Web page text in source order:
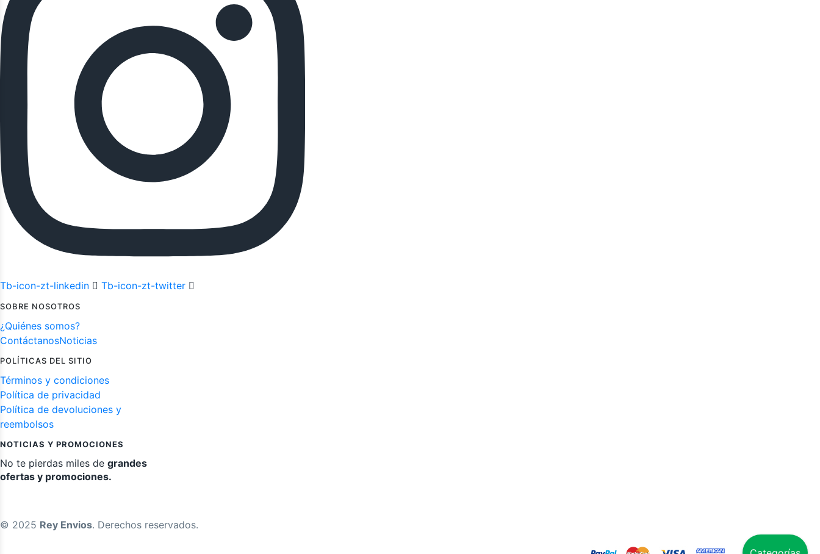
Tb-icon-zt-linkedin Tb-icon-zt-twitter
SOBRE NOSOTROS
¿Quiénes somos?
ContáctanosNoticias
POLÍTICAS DEL SITIO
Términos y condiciones
Política de privacidad
Política de devoluciones y
reembolsos
NOTICIAS Y PROMOCIONES
No te pierdas miles de grandes
ofertas y promociones.
© 2025 Rey Envios. Derechos reservados.